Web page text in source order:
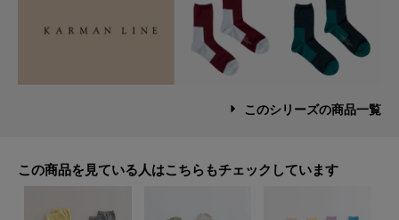
このシリーズの商品一覧
この商品を見ている人はこちらもチェックしています